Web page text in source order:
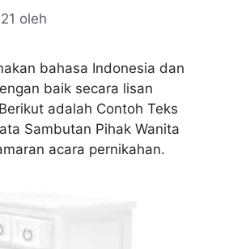
oleh
bahasa Indonesia dan
baik secara lisan
adalah Contoh Teks
Sambutan Pihak Wanita
acara pernikahan.